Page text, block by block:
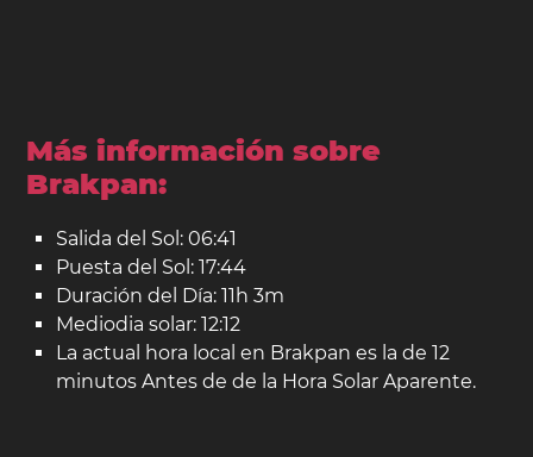
Más información sobre
Brakpan:
Salida del Sol: 06:41
Puesta del Sol: 17:44
Duración del Día: 11h 3m
Mediodia solar: 12:12
La actual hora local en Brakpan es la de 12
minutos Antes de de la Hora Solar Aparente.